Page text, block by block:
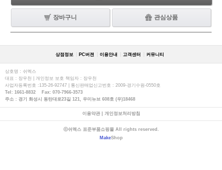
장바구니 관심상품
상점정보 PC버젼 이용안내 고객센터 커뮤니티
상호명 : 쉬멕스
대표 : 장우천 | 개인정보 보호 책임자 : 장우천
사업자등록번호 :135-26-92747 | 통신판매업신고번호 : 2009-경기수원-0550호
Tel: 1661-8832 Fax: 070-7966-3573
주소 : 경기 화성시 동탄대로23길 121, 우미뉴브 608호 (우)18468
이용약관| 개인정보처리방침
ⓒ쉬멕스 표준부품쇼핑몰 All rights reserved.
MakeShop